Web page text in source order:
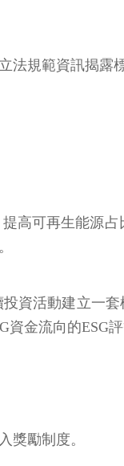
規範資訊揭露
高可再生能源
資活動建立一
金流向的ESG評
獎勵制度。